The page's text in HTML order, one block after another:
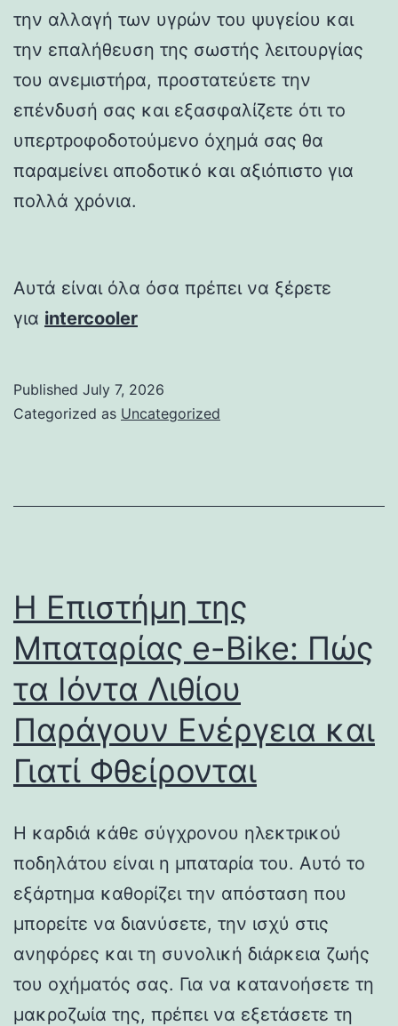
την αλλαγή των υγρών του ψυγείου και
την επαλήθευση της σωστής λειτουργίας
του ανεμιστήρα, προστατεύετε την
επένδυσή σας και εξασφαλίζετε ότι το
υπερτροφοδοτούμενο όχημά σας θα
παραμείνει αποδοτικό και αξιόπιστο για
πολλά χρόνια.
Αυτά είναι όλα όσα πρέπει να ξέρετε
για intercooler
Published July 7, 2026
Categorized as Uncategorized
Η Επιστήμη της
Μπαταρίας e-Bike: Πώς
τα Ιόντα Λιθίου
Παράγουν Ενέργεια και
Γιατί Φθείρονται
Η καρδιά κάθε σύγχρονου ηλεκτρικού
ποδηλάτου είναι η μπαταρία του. Αυτό το
εξάρτημα καθορίζει την απόσταση που
μπορείτε να διανύσετε, την ισχύ στις
ανηφόρες και τη συνολική διάρκεια ζωής
του οχήματός σας. Για να κατανοήσετε τη
μακροζωία της, πρέπει να εξετάσετε τη